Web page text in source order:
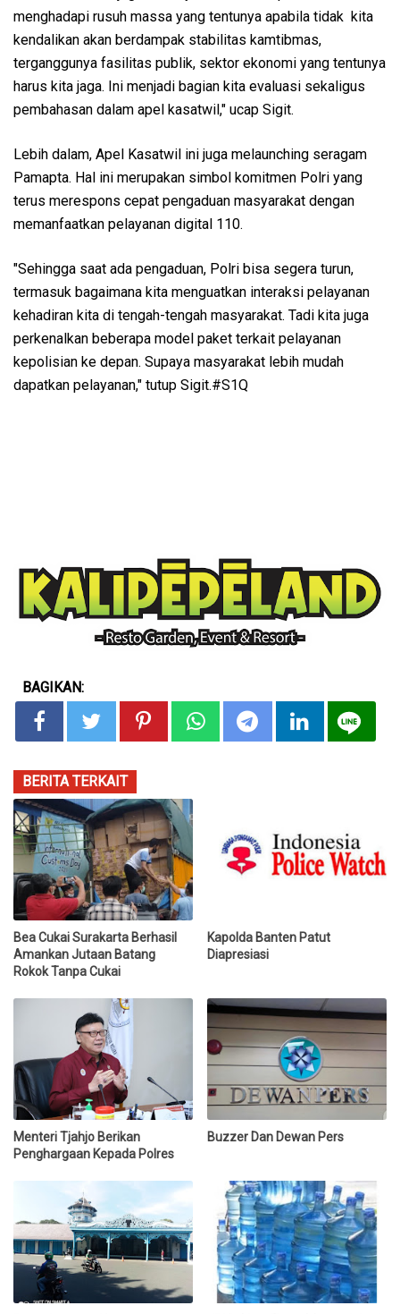
menghadapi rusuh massa yang tentunya apabila tidak kita
kendalikan akan berdampak stabilitas kamtibmas,
terganggunya fasilitas publik, sektor ekonomi yang tentunya
harus kita jaga. Ini menjadi bagian kita evaluasi sekaligus
pembahasan dalam apel kasatwil," ucap Sigit.
Lebih dalam, Apel Kasatwil ini juga melaunching seragam
Pamapta. Hal ini merupakan simbol komitmen Polri yang
terus merespons cepat pengaduan masyarakat dengan
memanfaatkan pelayanan digital 110.
"Sehingga saat ada pengaduan, Polri bisa segera turun,
termasuk bagaimana kita menguatkan interaksi pelayanan
kehadiran kita di tengah-tengah masyarakat. Tadi kita juga
perkenalkan beberapa model paket terkait pelayanan
kepolisian ke depan. Supaya masyarakat lebih mudah
dapatkan pelayanan," tutup Sigit.#S1Q
BAGIKAN:
BERITA TERKAIT
Bea Cukai Surakarta Berhasil
Amankan Jutaan Batang
Rokok Tanpa Cukai
Kapolda Banten Patut
Diapresiasi
Menteri Tjahjo Berikan
Penghargaan Kepada Polres
Buzzer Dan Dewan Pers